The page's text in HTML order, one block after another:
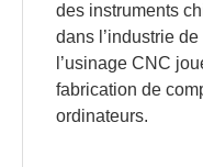
des instruments
dans l’industrie
l’usinage CNC
fabrication de
ordinateurs.